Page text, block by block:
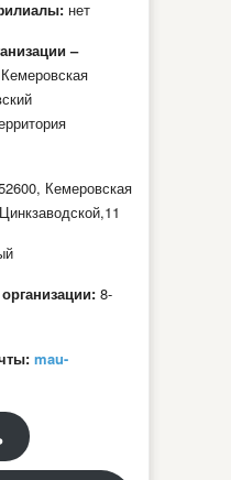
нет
–
Кемеровская
8-
mau-